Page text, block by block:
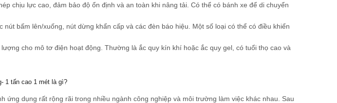
chịu lực cao, đảm bảo độ ổn định và an toàn khi nâng tải. Có thể có bánh xe để di chuyển
nút bấm lên/xuống, nút dừng khẩn cấp và các đèn báo hiệu. Một số loại có thể có điều khiển
cho mô tơ điện hoạt động. Thường là ắc quy kín khí hoặc ắc quy gel, có tuổi thọ cao và
1 tấn cao 1 mét là gì?
ứng dụng rất rộng rãi trong nhiều ngành công nghiệp và môi trường làm việc khác nhau. Sau